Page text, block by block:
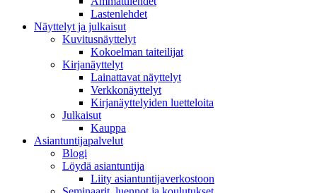
Lastenlehdet
Näyttelyt ja julkaisut
Kuvitusnäyttelyt
Kokoelman taiteilijat
Kirjanäyttelyt
Lainattavat näyttelyt
Verkkonäyttelyt
Kirjanäyttelyiden luetteloita
Julkaisut
Kauppa
Asiantuntija­palvelut
Blogi
Löydä asiantuntija
Liity asiantuntijaverkostoon